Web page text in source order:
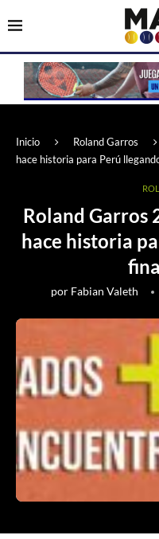
Inicio Roland Garros
hace historia para Perú
Roland Garros
hace historia
por Fabian Valeth